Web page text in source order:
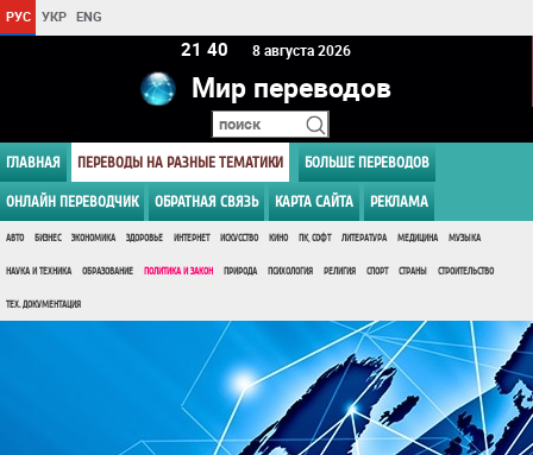
РУС УКР ENG
21:40 8 августа 2026
Мир переводов
ГЛАВНАЯ ПЕРЕВОДЫ НА РАЗНЫЕ ТЕМАТИКИ БОЛЬШЕ ПЕРЕВОДОВ
ОНЛАЙН ПЕРЕВОДЧИК ОБРАТНАЯ СВЯЗЬ КАРТА САЙТА РЕКЛАМА
АВТО БИЗНЕС ЭКОНОМИКА ЗДОРОВЬЕ ИНТЕРНЕТ ИСКУССТВО КИНО ПК, СОФТ ЛИТЕРАТУРА МЕДИЦИНА МУЗЫКА
НАУКА И ТЕХНИКА ОБРАЗОВАНИЕ ПОЛИТИКА И ЗАКОН ПРИРОДА ПСИХОЛОГИЯ РЕЛИГИЯ СПОРТ СТРАНЫ СТРОИТЕЛЬСТВО
ТЕХ. ДОКУМЕНТАЦИЯ